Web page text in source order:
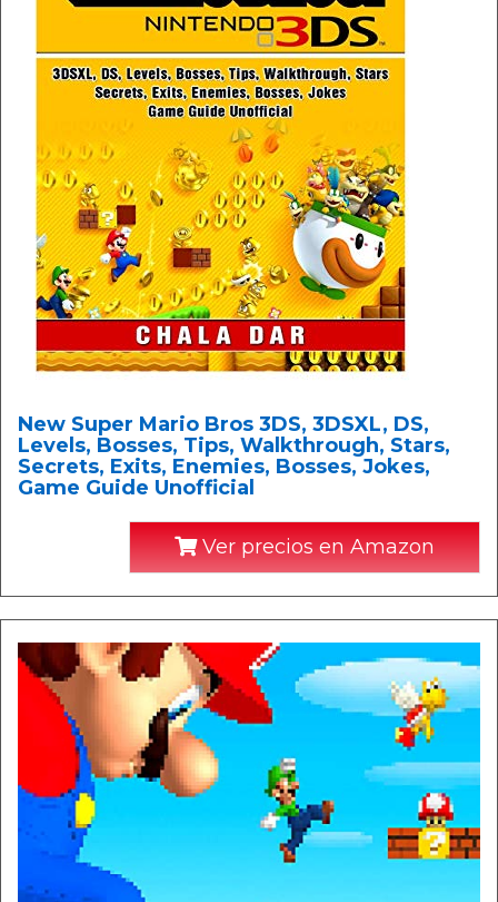
New Super Mario Bros 3DS, 3DSXL, DS,
Levels, Bosses, Tips, Walkthrough, Stars,
Secrets, Exits, Enemies, Bosses, Jokes,
Game Guide Unofficial
Ver precios en Amazon